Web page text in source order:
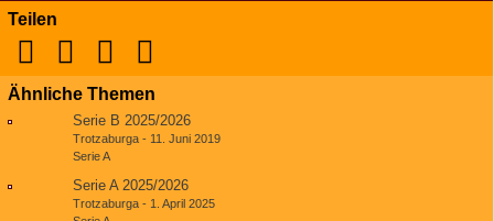
Teilen
Ähnliche Themen
Serie B 2025/2026
Trotzaburga - 11. Juni 2019
Serie A
Serie A 2025/2026
Trotzaburga - 1. April 2025